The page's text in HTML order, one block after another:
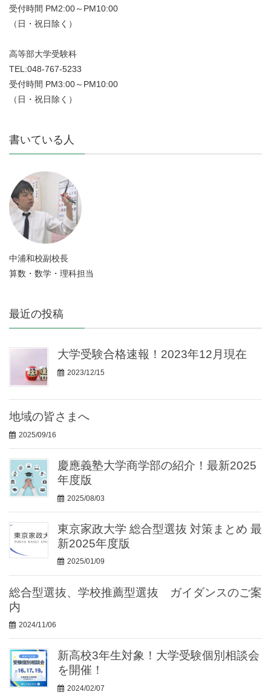
受付時間 PM2:00～PM10:00
（日・祝日除く）
高等部大学受験科
TEL:048-767-5233
受付時間 PM3:00～PM10:00
（日・祝日除く）
書いている人
中浦和校副校長
算数・数学・理科担当
最近の投稿
大学受験合格速報！2023年12月現在
2023/12/15
地域の皆さまへ
2025/09/16
慶應義塾大学商学部の紹介！最新2025
年度版
2025/08/03
東京家政大学 総合型選抜 対策まとめ 最
新2025年度版
2025/01/09
総合型選抜、学校推薦型選抜 ガイダンスのご案
内
2024/11/06
新高校3年生対象！大学受験個別相談会
を開催！
2024/02/07